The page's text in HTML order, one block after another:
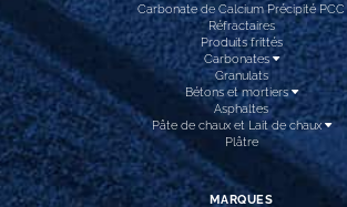
Carbonate de Calcium Précipité PCC
Réfractaires
Produits frittés
Carbonates
Granulats
Bétons et mortiers
Asphaltes
Pâte de chaux et Lait de chaux
Plâtre
MARQUES